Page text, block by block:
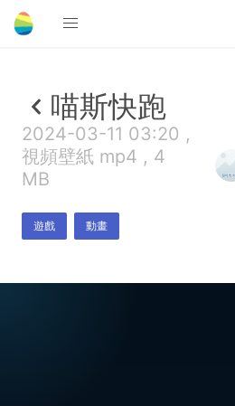
喵斯快跑
2024-03-11 03:20 ,
視頻壁紙 mp4 , 4
MB
遊戲 動畫